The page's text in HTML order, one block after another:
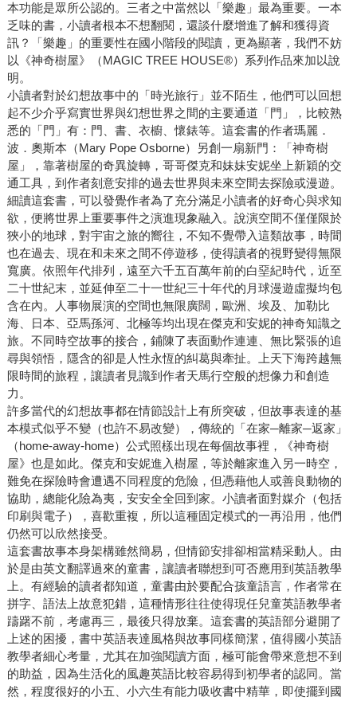
本功能是眾所公認的。三者之中當然以「樂趣」最為重要。一本
乏味的書，小讀者根本不想翻閱，還談什麼增進了解和獲得資
訊？「樂趣」的重要性在國小階段的閱讀，更為顯著，我們不妨
以《神奇樹屋》（MAGIC TREE HOUSE®）系列作品來加以說
明。
小讀者對於幻想故事中的「時光旅行」並不陌生，他們可以回想
起不少介乎寫實世界與幻想世界之間的主要通道「門」，比較熟
悉的「門」有：門、書、衣櫥、懷錶等。這套書的作者瑪麗．
波．奧斯本（Mary Pope Osborne）另創一扇新門：「神奇樹
屋」，靠著樹屋的奇異旋轉，哥哥傑克和妹妹安妮坐上新穎的交
通工具，到作者刻意安排的過去世界與未來空間去探險或漫遊。
細讀這套書，可以發覺作者為了充分滿足小讀者的好奇心與求知
欲，便將世界上重要事件之演進現象融入。說演空間不僅僅限於
狹小的地球，對宇宙之旅的嚮往，不知不覺帶入這類故事，時間
也在過去、現在和未來之間不停遊移，使得讀者的視野變得無限
寬廣。依照年代排列，遠至六千五百萬年前的白堊紀時代，近至
二十世紀末，並延伸至二十一世紀三十年代的月球漫遊虛擬均包
含在內。人事物展演的空間也無限廣闊，歐洲、埃及、加勒比
海、日本、亞馬孫河、北極等均出現在傑克和安妮的神奇知識之
旅。不同時空故事的接合，鋪陳了表面動作連連、無比緊張的追
尋與領悟，隱含的卻是人性永恆的糾葛與牽扯。上天下海跨越無
限時間的旅程，讓讀者見識到作者天馬行空般的想像力和創造
力。
許多當代的幻想故事都在情節設計上有所突破，但故事表達的基
本模式似乎不變（也許不易改變），傳統的「在家─離家─返家」
（home-away-home）公式照樣出現在每個故事裡，《神奇樹
屋》也是如此。傑克和安妮進入樹屋，等於離家進入另一時空，
難免在探險時會遭遇不同程度的危險，但憑藉他人或善良動物的
協助，總能化險為夷，安安全全回到家。小讀者面對媒介（包括
印刷與電子），喜歡重複，所以這種固定模式的一再沿用，他們
仍然可以欣然接受。
這套書故事本身架構雖然簡易，但情節安排卻相當精采動人。由
於是由英文翻譯過來的童書，讓讀者聯想到可否應用到英語教學
上。有經驗的讀者都知道，童書由於要配合孩童語言，作者常在
拼字、語法上故意犯錯，這種情形往往使得現任兒童英語教學者
躊躇不前，考慮再三，最後只得放棄。這套書的英語部分避開了
上述的困擾，書中英語表達風格與故事同樣簡潔，值得國小英語
教學者細心考量，尤其在加強閱讀方面，極可能會帶來意想不到
的助益，因為生活化的風趣英語比較容易得到初學者的認同。當
然，程度很好的小五、小六生有能力吸收書中精華，即使擺到國